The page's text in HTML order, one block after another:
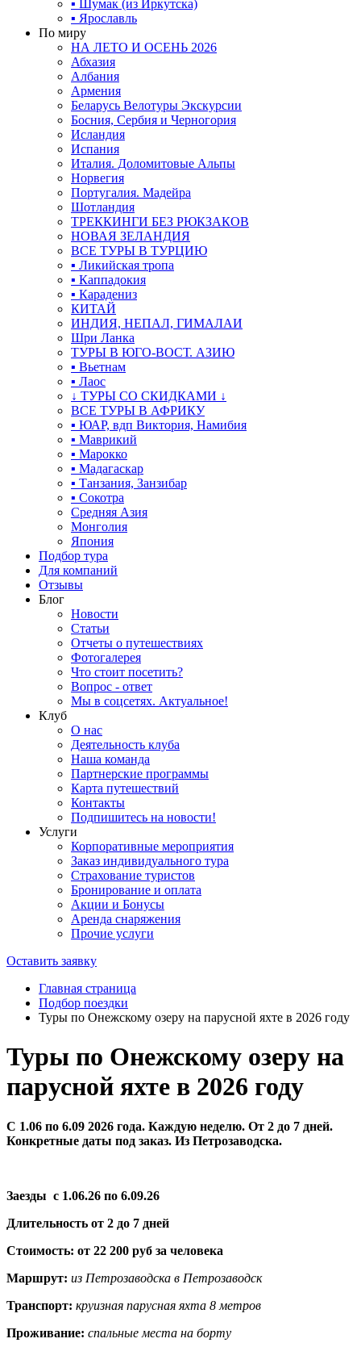
▪ Шумак (из Иркутска)
▪ Ярославль
По миру
НА ЛЕТО И ОСЕНЬ 2026
Абхазия
Албания
Армения
Беларусь Велотуры Экскурсии
Босния, Сербия и Черногория
Исландия
Испания
Италия. Доломитовые Альпы
Норвегия
Португалия. Мадейра
Шотландия
ТРЕККИНГИ БЕЗ РЮКЗАКОВ
НОВАЯ ЗЕЛАНДИЯ
ВСЕ ТУРЫ В ТУРЦИЮ
▪ Ликийская тропа
▪ Каппадокия
▪ Карадениз
КИТАЙ
ИНДИЯ, НЕПАЛ, ГИМАЛАИ
Шри Ланка
ТУРЫ В ЮГО-ВОСТ. АЗИЮ
▪ Вьетнам
▪ Лаос
↓ ТУРЫ СО СКИДКАМИ ↓
ВСЕ ТУРЫ В АФРИКУ
▪ ЮАР, вдп Виктория, Намибия
▪ Маврикий
▪ Марокко
▪ Мадагаскар
▪ Танзания, Занзибар
▪ Сокотра
Средняя Азия
Монголия
Япония
Подбор тура
Для компаний
Отзывы
Блог
Новости
Статьи
Отчеты о путешествиях
Фотогалерея
Что стоит посетить?
Вопрос - ответ
Мы в соцсетях. Актуальное!
Клуб
О нас
Деятельность клуба
Наша команда
Партнерские программы
Карта путешествий
Контакты
Подпишитесь на новости!
Услуги
Корпоративные мероприятия
Заказ индивидуального тура
Страхование туристов
Бронирование и оплата
Акции и Бонусы
Аренда снаряжения
Прочие услуги
Оставить заявку
Главная страница
Подбор поездки
Туры по Онежскому озеру на парусной яхте в 2026 году
Туры по Онежскому озеру на
парусной яхте в 2026 году
С 1.06 по 6.09 2026 года. Каждую неделю. От 2 до 7 дней.
Конкретные даты под заказ. Из Петрозаводска.
Заезды с 1.06.26 по 6.09.26
Длительность от 2 до 7 дней
Стоимость: от 22 200 руб за человека
Маршрут: из Петрозаводска в Петрозаводск
Транспорт: круизная парусная яхта 8 метров
Проживание: спальные места на борту